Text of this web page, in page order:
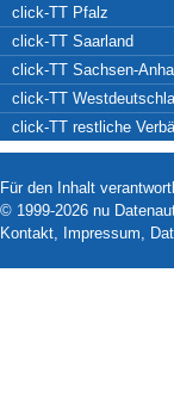
click-TT Pfalz
click-TT Saarland
click-TT Sachsen-
click-TT
click-TT restliche
Für den Inhalt
© 1999-2026 nu
Kontakt, Impressum,